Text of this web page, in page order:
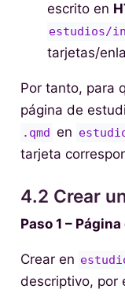
escrito en
estudios/
tarjetas/
Por tanto, para
página de
.qmd en
tarjeta
4.2 Crear
Paso 1 –
Crear en
descriptivo, por